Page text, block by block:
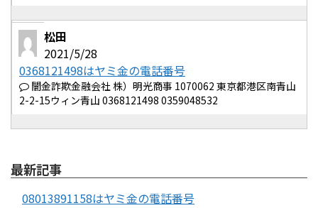
松田
2021/5/28
0368121498はヤミ金の電話番号
闇金詐欺金融会社 株）明光商事 1070062 東京都港区南青山
2-2-15ウィン青山 0368121498 0359048532
最新記事
08013891158はヤミ金の電話番号